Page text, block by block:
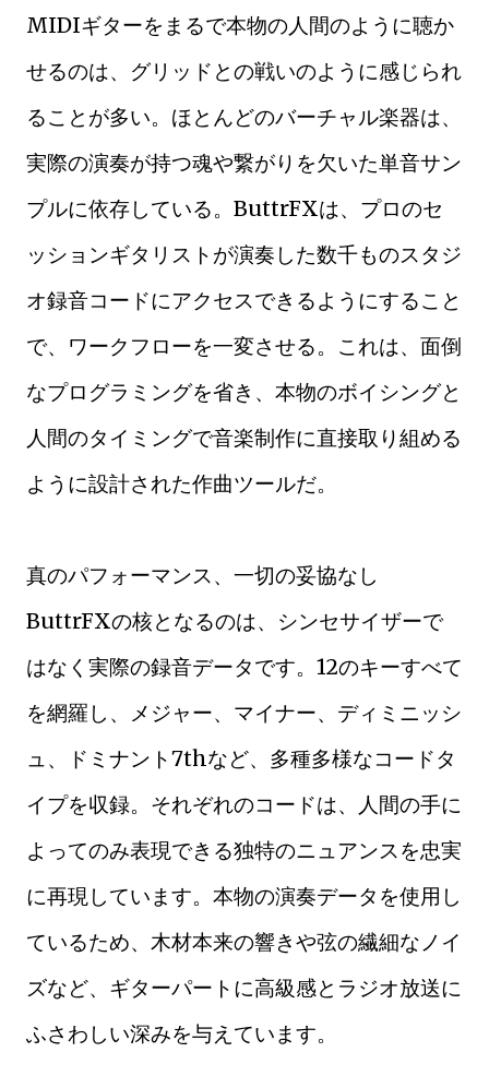
MIDIギターをまるで本物の人間のように聴か
せるのは、グリッドとの戦いのように感じられ
ることが多い。ほとんどのバーチャル楽器は、
実際の演奏が持つ魂や繋がりを欠いた単音サン
プルに依存している。ButtrFXは、プロのセ
ッションギタリストが演奏した数千ものスタジ
オ録音コードにアクセスできるようにすること
で、ワークフローを一変させる。これは、面倒
なプログラミングを省き、本物のボイシングと
人間のタイミングで音楽制作に直接取り組める
ように設計された作曲ツールだ。
真のパフォーマンス、一切の妥協なし
ButtrFXの核となるのは、シンセサイザーで
はなく実際の録音データです。12のキーすべて
を網羅し、メジャー、マイナー、ディミニッシ
ュ、ドミナント7thなど、多種多様なコードタ
イプを収録。それぞれのコードは、人間の手に
よってのみ表現できる独特のニュアンスを忠実
に再現しています。本物の演奏データを使用し
ているため、木材本来の響きや弦の繊細なノイ
ズなど、ギターパートに高級感とラジオ放送に
ふさわしい深みを与えています。